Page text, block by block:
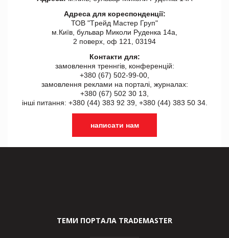
Адреса для кореспонденції:
ТОВ "Tрейд Мастер Груп"
м.Київ, бульвар Миколи Руденка 14а,
2 поверх, оф 121, 03194
Контакти для:
замовлення треннгів, конференцій:
+380 (67) 502-99-00,
замовлення реклами на порталі, журналах:
+380 (67) 502 30 13,
інші питання: +380 (44) 383 92 39, +380 (44) 383 50 34.
написати нам
ТЕМИ ПОРТАЛА TRADEMASTER